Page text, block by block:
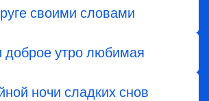
своими словами
доброе утро любимая
ночи сладких снов